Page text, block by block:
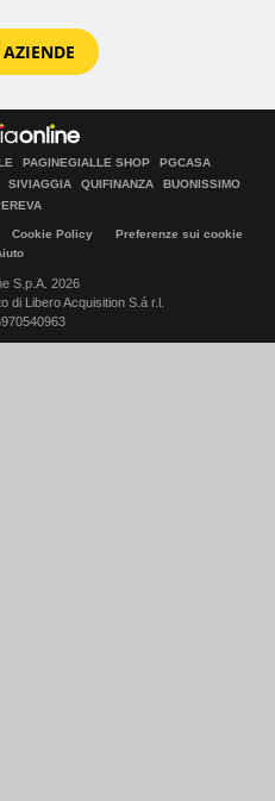
PAGINEGIALLE SHOP
PGCASA
SIVIAGGIA QUIFINANZA
BUONISSIMO
Cookie Policy
Preferenze sui cookie
S.p.A. 2026
di Libero Acquisition S.á r.l.